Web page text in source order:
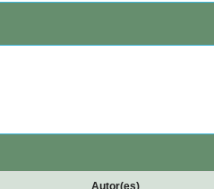
Autor(es)